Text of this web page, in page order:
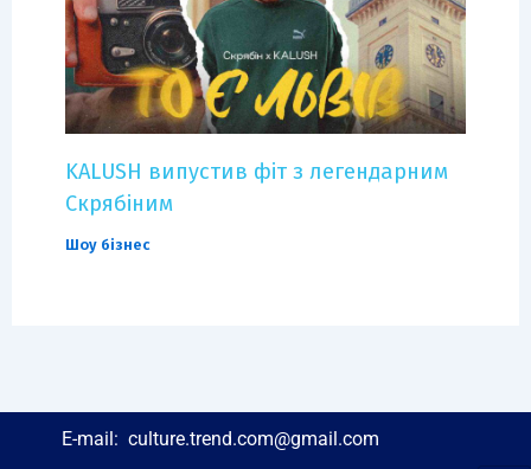
KALUSH випустив фіт з легендарним
Скрябіним
Шоу бізнес
E-mail: culture.trend.com@gmail.com